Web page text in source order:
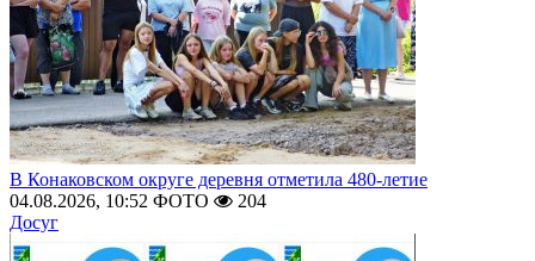
В Конаковском округе деревня отметила 480-летие
04.08.2026, 10:52 ФОТО
204
Досуг